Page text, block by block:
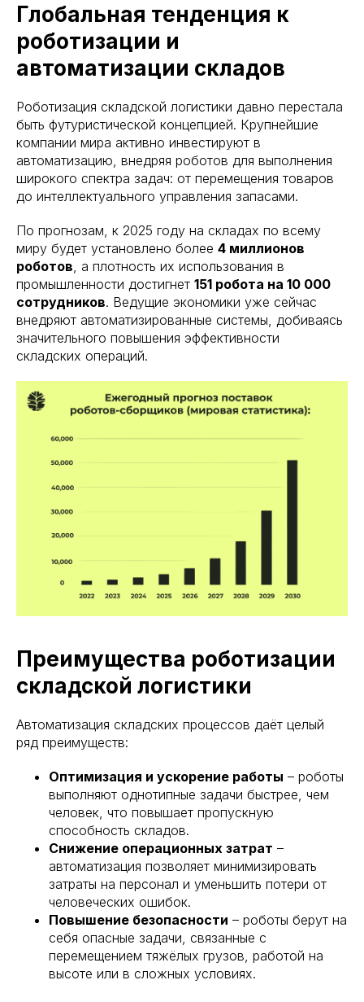
Глобальная тенденция к
роботизации и
автоматизации складов
Роботизация складской логистики давно перестала
быть футуристической концепцией. Крупнейшие
компании мира активно инвестируют в
автоматизацию, внедряя роботов для выполнения
широкого спектра задач: от перемещения товаров
до интеллектуального управления запасами.
По прогнозам, к 2025 году на складах по всему
миру будет установлено более 4 миллионов
роботов , а плотность их использования в
промышленности достигнет 151 робота на 10 000
сотрудников. Ведущие экономики уже сейчас
внедряют автоматизированные системы, добиваясь
значительного повышения эффективности
складских операций.
Преимущества роботизации
складской логистики
Автоматизация складских процессов даёт целый
ряд преимуществ:
Оптимизация и ускорение работы – роботы
выполняют однотипные задачи быстрее, чем
человек, что повышает пропускную
способность складов.
Снижение операционных затрат –
автоматизация позволяет минимизировать
затраты на персонал и уменьшить потери от
человеческих ошибок.
Повышение безопасности – роботы берут на
себя опасные задачи, связанные с
перемещением тяжёлых грузов, работой на
высоте или в сложных условиях.